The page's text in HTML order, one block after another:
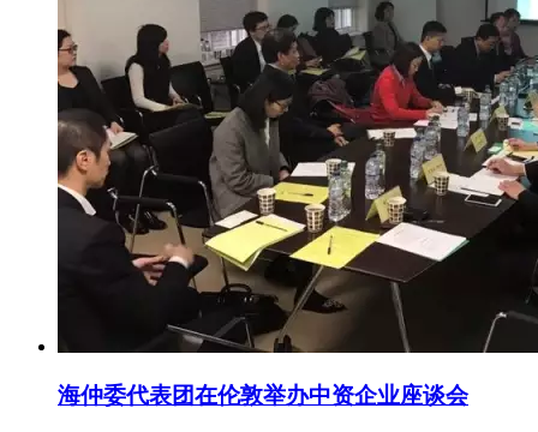
海仲委代表团在伦敦举办中资企业座谈会